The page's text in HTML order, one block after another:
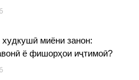
миёни занон:
ё фишорҳои иҷтимоӣ?